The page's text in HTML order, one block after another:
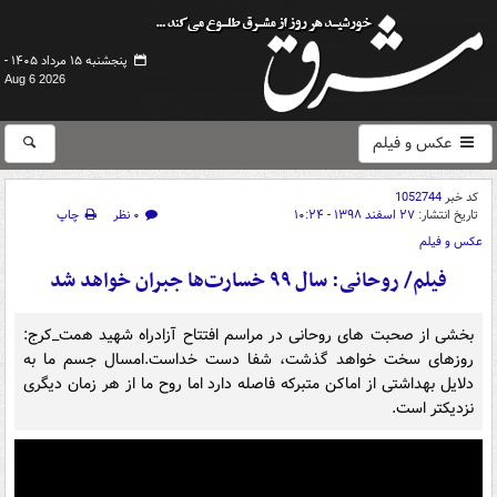
پنجشنبه ۱۵ مرداد ۱۴۰۵ -
Aug 6 2026
عکس و فیلم
کد خبر1052744
تاریخ انتشار: ۲۷ اسفند ۱۳۹۸ - ۱۰:۲۴ ۰ نظر
چاپ
عکس و فیلم
فیلم/ روحانی: سال ۹۹ خسارت‌ها جبران خواهد شد
بخشی از صحبت های روحانی در مراسم افتتاح آزادراه شهید همت_کرج:
روزهای سخت خواهد گذشت، شفا دست خداست.امسال جسم ما به
دلایل بهداشتی از اماکن متبرکه فاصله دارد اما روح ما از هر زمان دیگری
نزدیکتر است.